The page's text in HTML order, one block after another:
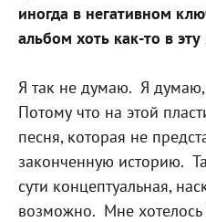
иногда в негативном
альбом хоть как-то в
Я так не думаю. Я думаю,
Потому что на этой
песня, которая не
законченную историю.
сути концептуальная,
возможно. Мне